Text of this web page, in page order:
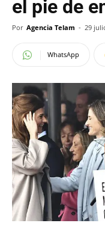
el pie de
Por Agencia Telam - 29
WhatsApp